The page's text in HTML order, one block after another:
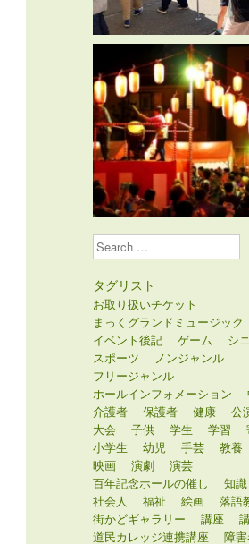
Search
タグリスト
お取り扱いチケット
まっくグランドミュージック
イベント後記
ゲーム
シ
スポーツ
ノンジャンル
フリージャンル
ホールインフォメーション
介護者
保護者 健康 公
大会
子供 学生 学習
小学生
幼児 手芸 教養
映画
演劇
演芸
百年記念ホールの催し
知識
社会人
福祉 絵画
落語
街かどギャラリー
講座
道民カレッジ連携講座
障